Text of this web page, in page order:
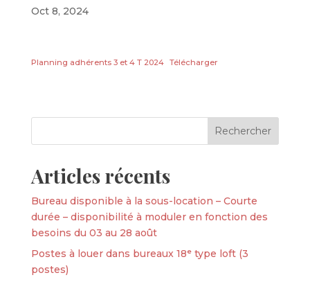
Oct 8, 2024
Planning adhérents 3 et 4 T 2024 Télécharger
Articles récents
Bureau disponible à la sous-location – Courte
durée – disponibilité à moduler en fonction des
besoins du 03 au 28 août
Postes à louer dans bureaux 18ᵉ type loft (3
postes)